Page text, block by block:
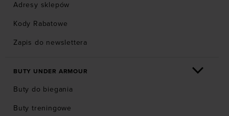
Adresy sklepów
Kody Rabatowe
Zapis do newslettera
BUTY UNDER ARMOUR
Buty do biegania
Buty treningowe